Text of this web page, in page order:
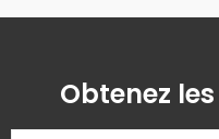
Obtenez